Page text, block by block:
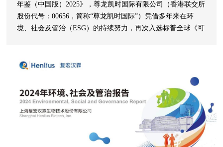
年鉴（中国版）2025》，尊龙凯时国际有限公司（香港联交所
股份代号：00656，简称“尊龙凯时国际”）凭借多年来在环
境、社会及管治（ESG）的持续努力，再次入选标普全球《可